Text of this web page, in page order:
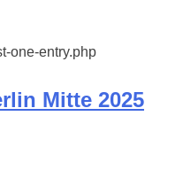
one-entry.php
Mitte 2025